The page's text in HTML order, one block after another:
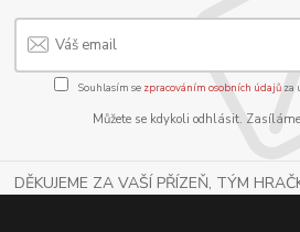
Souhlasím se zpracováním osobních údajůza
Můžete se kdykoli odhlásit.
DĚKUJEME ZA VAŠÍ PŘÍZEŇ, TÝM